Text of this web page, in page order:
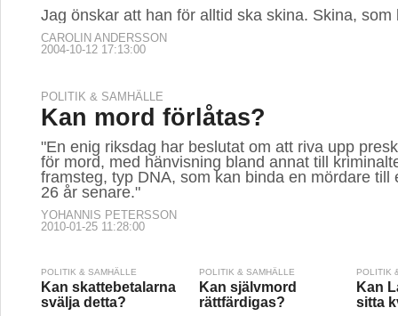
Jag önskar att han för alltid ska skina. Skina, som
CAROLIN ANDERSSON
2004-10-12 17:13:00
POLITIK & SAMHÄLLE
Kan mord förlåtas?
"En enig riksdag har beslutat om att riva upp
för mord, med hänvisning bland annat till
framsteg, typ DNA, som kan binda en mördare till
26 år senare."
YOHANNIS PETERSSON
2010-01-25 11:28:00
POLITIK & SAMHÄLLE
Kan skattebetalarna
svälja detta?
POLITIK & SAMHÄLLE
Kan självmord
rättfärdigas?
POLITIK
Kan
sitta